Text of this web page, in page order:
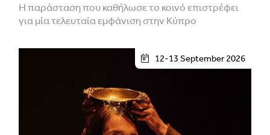
Η παράσταση που καθήλωσε το κοινό επιστρέφει
για μία τελευταία εμφάνιση στην Κύπρο
12-13 September 2026